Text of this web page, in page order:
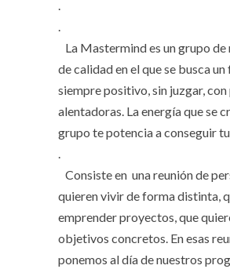
La Mastermind es un grupo
de calidad en el que se busca
siempre positivo, sin juzgar,
alentadoras. La energía que se
grupo te potencia a conseguir
Consiste en una reunión de
quieren vivir de forma distinta,
emprender proyectos, que
objetivos concretos. En esas
ponemos al día de nuestros